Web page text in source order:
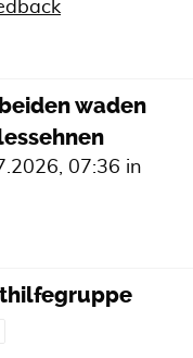
waden
07:36 in